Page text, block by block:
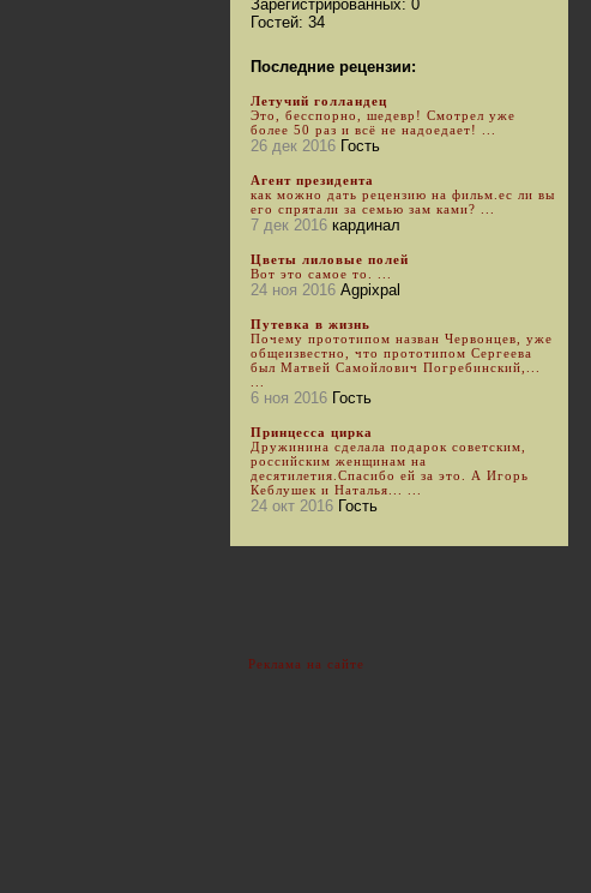
Зарегистрированных: 0
Гостей: 34
Последние рецензии:
Летучий голландец
Это, бесспорно, шедевр! Смотрел уже
более 50 раз и всё не надоедает! ...
26 дек 2016 Гость
Агент президента
как можно дать рецензию на фильм.ес ли вы
его спрятали за семью зам ками? ...
7 дек 2016 кардинал
Цветы лиловые полей
Вот это самое то. ...
24 ноя 2016 Agpixpal
Путевка в жизнь
Почему прототипом назван Червонцев, уже
общеизвестно, что прототипом Сергеева
был Матвей Самойлович Погребинский,...
6 ноя 2016 Гость
Принцесса цирка
Дружинина сделала подарок советским,
российским женщинам на
десятилетия.Спасибо ей за это. А Игорь
Кеблушек и Наталья... ...
24 окт 2016 Гость
Реклама на сайте